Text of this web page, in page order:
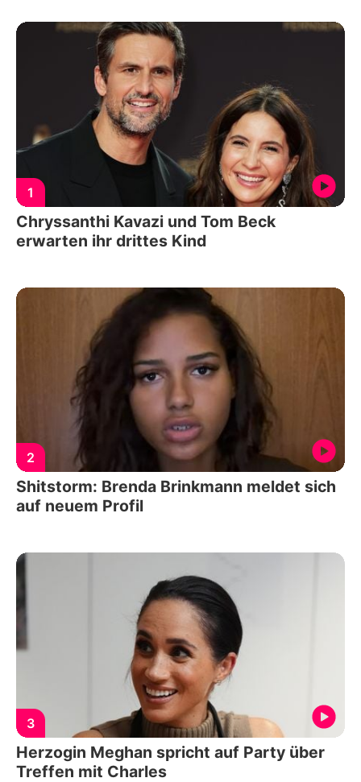
1
Chryssanthi Kavazi und Tom Beck
erwarten ihr drittes Kind
2
Shitstorm: Brenda Brinkmann meldet sich
auf neuem Profil
3
Herzogin Meghan spricht auf Party über
Treffen mit Charles